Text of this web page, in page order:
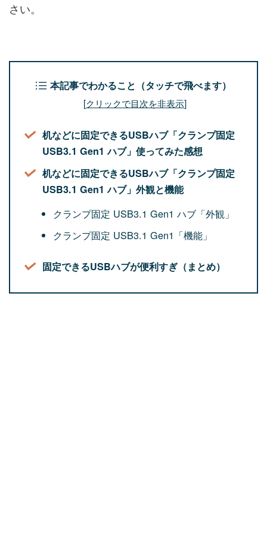
さい。
本記事でわかること（タッチで飛べます）
[クリックで目次を非表示]
机などに固定できるUSBハブ「クランプ固定
USB3.1 Gen1 ハブ」使ってみた感想
机などに固定できるUSBハブ「クランプ固定
USB3.1 Gen1 ハブ」外観と機能
クランプ固定 USB3.1 Gen1 ハブ「外観」
クランプ固定 USB3.1 Gen1「機能」
固定できるUSBハブが便利すぎ（まとめ）